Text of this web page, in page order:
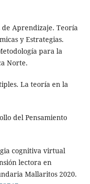
de Aprendizaje. Teoría
y Estrategias.
para la
Norte.
La teoría en la
del Pensamiento
cognitiva virtual
lectora en
Mallaritos 2020.